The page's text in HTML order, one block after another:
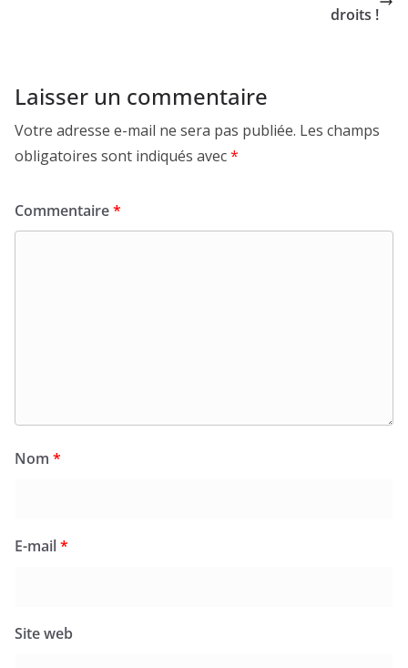
droits !
Laisser un commentaire
Votre adresse e-mail ne sera pas publiée. Les champs
obligatoires sont indiqués avec*
Commentaire*
Nom *
E-mail*
Site web